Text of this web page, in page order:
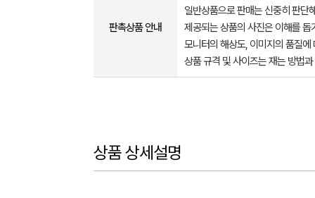
판촉상품 안내
일반상품으로 판매는 신중히 판단
제공되는 상품의 사진은 이해를
모니터의 해상도, 이미지의 품질
상품 규격 및 사이즈는 재는 방법
상품 상세설명